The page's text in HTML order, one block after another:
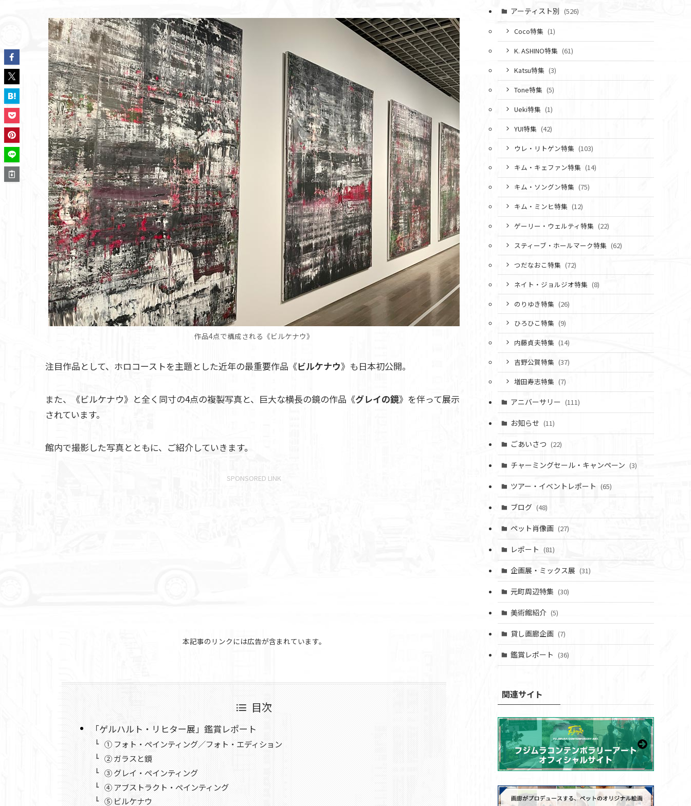
作品4点で構成される《ビルケナウ》
注目作品として、ホロコーストを主題とした近年の最重要作品《ビルケナウ》も日本初公開。
また、《ビルケナウ》と全く同寸の4点の複製写真と、巨大な横長の鏡の作品《グレイの鏡》を伴って展示
されています。
館内で撮影した写真とともに、ご紹介していきます。
SPONSORED LINK
本記事のリンクには広告が含まれています。
目次
「ゲルハルト・リヒター展」鑑賞レポート
① フォト・ペインティング／フォト・エディション
② ガラスと鏡
③ グレイ・ペインティング
④ アブストラクト・ペインティング
⑤ ビルケナウ
アーティスト別 (526)
Coco特集 (1)
K. ASHINO特集 (61)
Katsu特集 (3)
Tone特集 (5)
Ueki特集 (1)
YUI特集 (42)
ウレ・リトゲン特集 (103)
キム・キェファン特集 (14)
キム・ソングン特集 (75)
キム・ミンヒ特集 (12)
ゲーリー・ウェルティ特集 (22)
スティーブ・ホールマーク特集 (62)
つだなおこ特集 (72)
ネイト・ジョルジオ特集 (8)
のりゆき特集 (26)
ひろひこ特集 (9)
内藤貞夫特集 (14)
吉野公賀特集 (37)
増田寿志特集 (7)
アニバーサリー (111)
お知らせ (11)
ごあいさつ (22)
チャーミングセール・キャンペーン (3)
ツアー・イベントレポート (65)
ブログ (48)
ペット肖像画 (27)
レポート (81)
企画展・ミックス展 (31)
元町周辺特集 (30)
美術館紹介 (5)
貸し画廊企画 (7)
鑑賞レポート (36)
関連サイト